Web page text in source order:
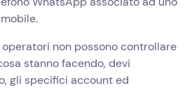
operatori non possono controllare
stanno facendo, devi
gli specifici account ed